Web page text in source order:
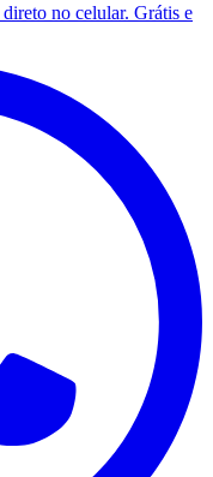
direto no celular. Grátis e